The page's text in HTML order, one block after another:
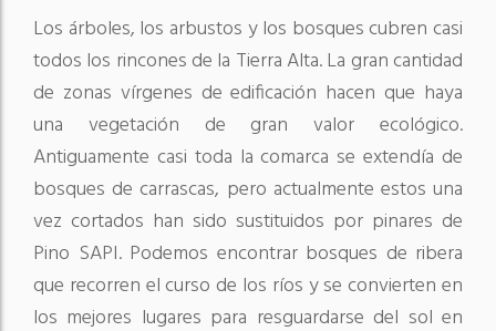
Los árboles, los arbustos y los bosques cubren casi
todos los rincones de la Tierra Alta. La gran cantidad
de zonas vírgenes de edificación hacen que haya
una vegetación de gran valor ecológico.
Antiguamente casi toda la comarca se extendía de
bosques de carrascas, pero actualmente estos una
vez cortados han sido sustituidos por pinares de
Pino SAPI. Podemos encontrar bosques de ribera
que recorren el curso de los ríos y se convierten en
los mejores lugares para resguardarse del sol en